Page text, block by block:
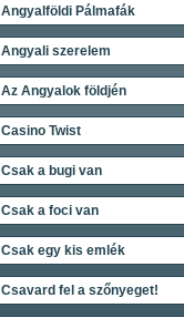
Angyalföldi Pálmafák
Angyali szerelem
Az Angyalok földjén
Casino Twist
Csak a bugi van
Csak a foci van
Csak egy kis emlék
Csavard fel a szőnyeget!